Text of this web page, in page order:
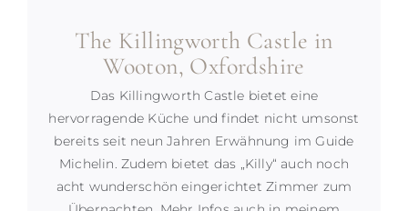
The Killingworth Castle in
Wooton, Oxfordshire
Das Killingworth Castle bietet eine
hervorragende Küche und findet nicht umsonst
bereits seit neun Jahren Erwähnung im Guide
Michelin. Zudem bietet das „Killy“ auch noch
acht wunderschön eingerichtet Zimmer zum